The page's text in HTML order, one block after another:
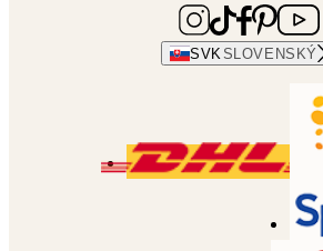
SVK SLOVENSKÝ